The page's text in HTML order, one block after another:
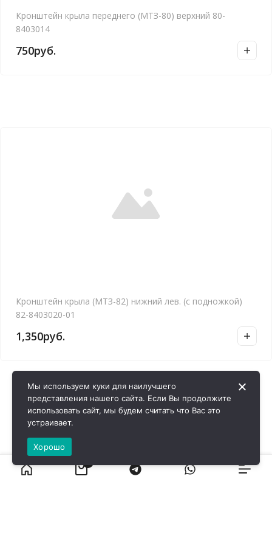
Кронштейн крыла переднего (МТЗ-80) верхний 80-
8403014
750руб.
Кронштейн крыла (МТЗ-82) нижний лев. (с подножкой)
82-8403020-01
1,350руб.
Мы используем куки для наилучшего
представления нашего сайта. Если Вы продолжите
использовать сайт, мы будем считать что Вас это
устраивает.
Хорошо